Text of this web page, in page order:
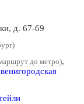
д. 67-69
до метро),